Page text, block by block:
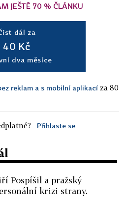
JEŠTĚ 70 % ČLÁNKU
dál za
40 Kč
dva měsíce
reklam a s mobilní aplikací za 80
Přihlaste se
Pospíšil a pražský
krizi strany.